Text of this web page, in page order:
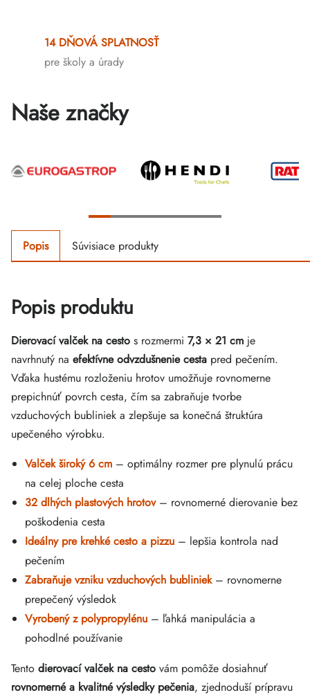
14 DŇOVÁ SPLATNOSŤ
pre školy a úrady
Naše značky
Popis Súvisiace produkty
Popis produktu
Dierovací valček na cesto s rozmermi 7,3 × 21 cm je
navrhnutý na efektívne odvzdušnenie cesta pred pečením.
Vďaka hustému rozloženiu hrotov umožňuje rovnomerne
prepichnúť povrch cesta, čím sa zabraňuje tvorbe
vzduchových bubliniek a zlepšuje sa konečná štruktúra
upečeného výrobku.
Valček široký 6 cm – optimálny rozmer pre plynulú prácu
na celej ploche cesta
32 dlhých plastových hrotov– rovnomerné dierovanie bez
poškodenia cesta
Ideálny pre krehké cesto a pizzu – lepšia kontrola nad
pečením
Zabraňuje vzniku vzduchových bubliniek– rovnomerne
prepečený výsledok
Vyrobený z polypropylénu – ľahká manipulácia a
pohodlné používanie
Tento dierovací valček na cesto vám pomôže dosiahnuť
rovnomerné a kvalitné výsledky pečenia, zjednoduší prípravu